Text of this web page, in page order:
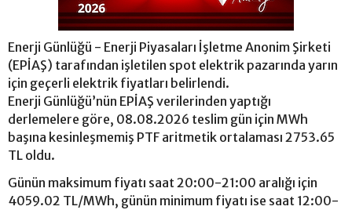
Enerji Günlüğü - Enerji Piyasaları İşletme Anonim Şirketi
(EPİAŞ) tarafından işletilen spot elektrik pazarında yarın
için geçerli elektrik fiyatları belirlendi.
Enerji Günlüğü’nün EPİAŞ verilerinden yaptığı
derlemelere göre, 08.08.2026 teslim gün için MWh
başına kesinleşmemiş PTF aritmetik ortalaması 2753.65
TL oldu.
Günün maksimum fiyatı saat 20:00-21:00 aralığı için
4059.02 TL/MWh, günün minimum fiyatı ise saat 12:00-